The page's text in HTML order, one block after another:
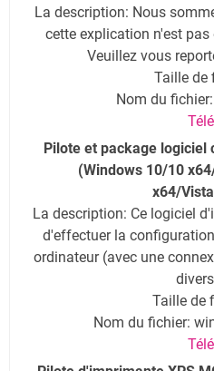
La description: Nous
cette explication n'est
Veuillez vous
Taille de
Nom du
Pilote et package logiciel
(Windows 10/10
x64/
La description: Ce logiciel
d'effectuer la
ordinateur (avec une
Taille de
Nom du fichier: